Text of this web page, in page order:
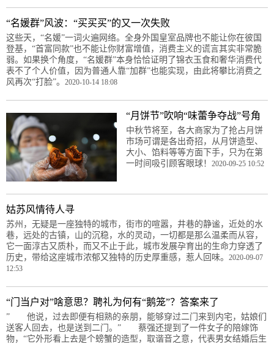
“名媛群”风波：“买买买”的又一次失败
这些天，“名媛”一词火遍网络。全身外国皇室品牌也不能让你在彼国
登基，“首富同款”也不能让你财富增值，消费主义的谎言其实非常脆
弱。如果换个角度，“名媛群”本身恰恰证明了锦衣玉食和奢华消费代
表不了个人价值，因为普通人靠“加群”也能实现，由此将攀比消费之
风再次“打脸”。 2020-10-14 18:08
“月饼节”吹响“味蕾争夺战”号角
中秋节将至，各大商家为了抢占月饼
市场可谓是各出奇招，从月饼造型、
大小、馅料等等方面下手，只为在第
一时间吸引顾客眼球！ 2020-09-25 10:52
姑苏风情待人寻
苏州，无疑是一座独特的城市，街市的喧嚣，井巷的静谧，近处的水
巷，远处的古镇，山的沉稳，水的灵动，一切都是那么温柔而从容，
它一面淳古又质朴，而又不止于此，城市发展孕育出的生命力穿透了
历史，带给这座城市浓郁又独特的历史厚重感，惹人回味。 2020-09-07
12:53
“门当户对”啥意思？聘礼为何有“鹅笼”？答案来了
” 他说，过去即便有相熟的亲朋，能够穿过二门来到内宅，姑娘们
送客人回去，也是送到二门。” 蔡强还提到了一件女子的陪嫁饰
物，“它外形看上去是个螃蟹的造型，取谐音之意，代表男女结婚后生